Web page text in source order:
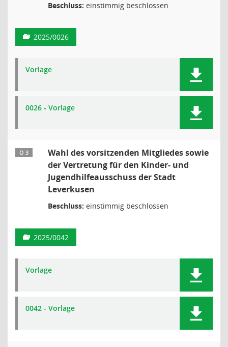
Beschluss: einstimmig beschlossen
2025/0026
Vorlage
0026 - Vorlage
Ö 3
Wahl des vorsitzenden Mitgliedes sowie
der Vertretung für den Kinder- und
Jugendhilfeausschuss der Stadt
Leverkusen
Beschluss: einstimmig beschlossen
2025/0042
Vorlage
0042 - Vorlage